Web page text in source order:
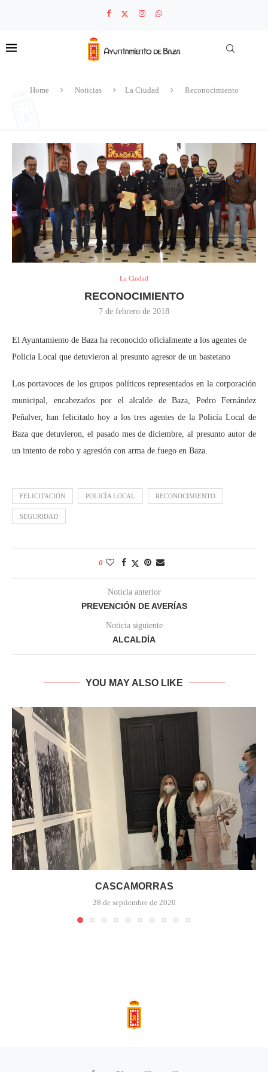
Home Noticias La Ciudad Reconocimiento
La Ciudad
RECONOCIMIENTO
7 de febrero de 2018
El Ayuntamiento de Baza ha reconocido oficialmente a los agentes de
Policía Local que detuvieron al presunto agresor de un bastetano
Los portavoces de los grupos políticos representados en la corporación
municipal, encabezados por el alcalde de Baza, Pedro Fernández
Peñalver, han felicitado hoy a los tres agentes de la Policía Local de
Baza que detuvieron, el pasado mes de diciembre, al presunto autor de
un intento de robo y agresión con arma de fuego en Baza.
FELICITACIÓN POLICÍA LOCAL RECONOCIMIENTO
SEGURIDAD
0
Noticia anterior
PREVENCIÓN DE AVERÍAS
Noticia siguiente
ALCALDÍA
YOU MAY ALSO LIKE
CASCAMORRAS
28 de septiembre de 2020